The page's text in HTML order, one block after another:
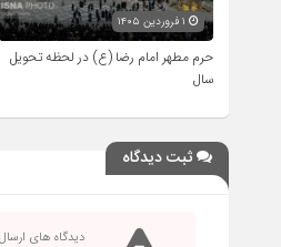
حرم مطهر امام رضا (ع) در لحظه تحویل
سال
ثبت دیدگاه
دیدگاه های